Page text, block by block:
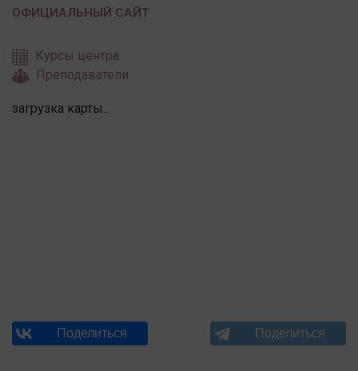
ОФИЦИАЛЬНЫЙ САЙТ
Курсы центра
Преподаватели
загрузка карты...